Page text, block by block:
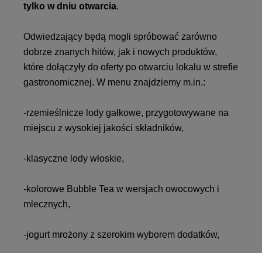
tylko w dniu otwarcia.
Odwiedzający będą mogli spróbować zarówno
dobrze znanych hitów, jak i nowych produktów,
które dołączyły do oferty po otwarciu lokalu w strefie
gastronomicznej. W menu znajdziemy m.in.:
-rzemieślnicze lody gałkowe, przygotowywane na
miejscu z wysokiej jakości składników,
-klasyczne lody włoskie,
-kolorowe Bubble Tea w wersjach owocowych i
mlecznych,
-jogurt mrożony z szerokim wyborem dodatków,